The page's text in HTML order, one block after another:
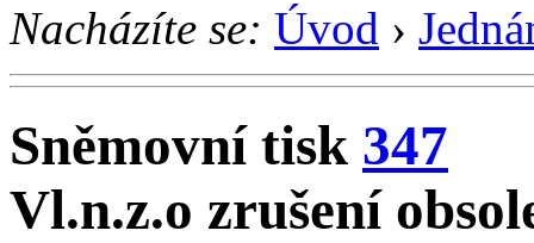
Nacházíte se: Úvod ›
Sněmovní tisk 347
Vl.n.z.o zrušení